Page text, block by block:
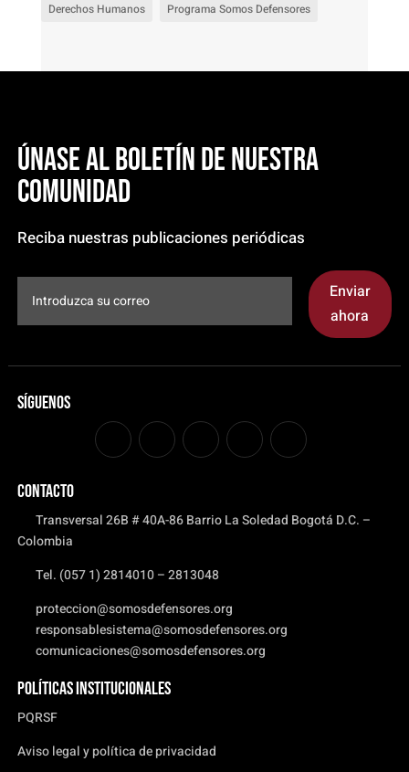
Derechos Humanos
Programa Somos Defensores
Únase al boletín de nuestra
comunidad
Reciba nuestras publicaciones periódicas
Enviar
ahora
Síguenos
CONTACTO
Transversal 26B # 40A-86 Barrio La Soledad Bogotá D.C. –
Colombia
Tel. (057 1) 2814010 – 2813048
proteccion@somosdefensores.org
responsablesistema@somosdefensores.org
comunicaciones@somosdefensores.org
Políticas institucionales
PQRSF
Aviso legal y política de privacidad